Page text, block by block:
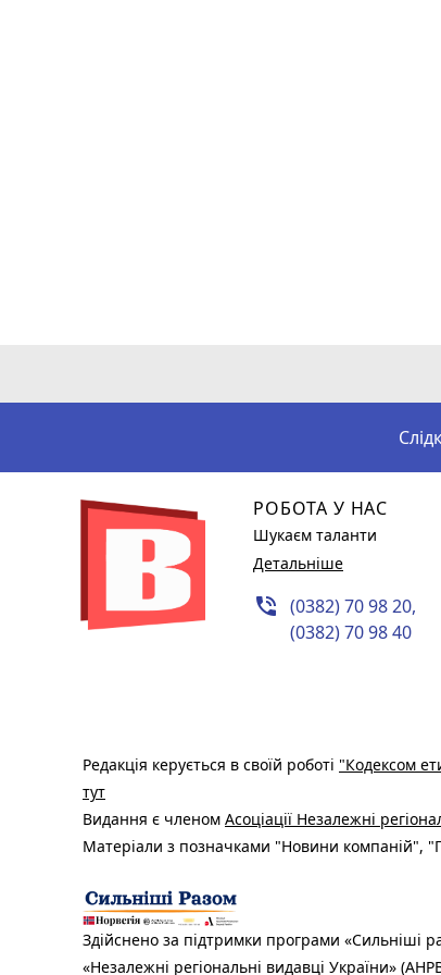
РОБОТА У НАС
Шукаєм таланти
Детальніше
phone_in_talk (0382) 70 98 20,
(0382) 70 98 40
Редакція керується в своїй роботі "Кодексом
тут
Видання є членом Асоціації Незалежні
Матеріали з позначками "Новини компаній",
Здійснено за підтримки програми «Сильніші
«Незалежні регіональні видавці України»